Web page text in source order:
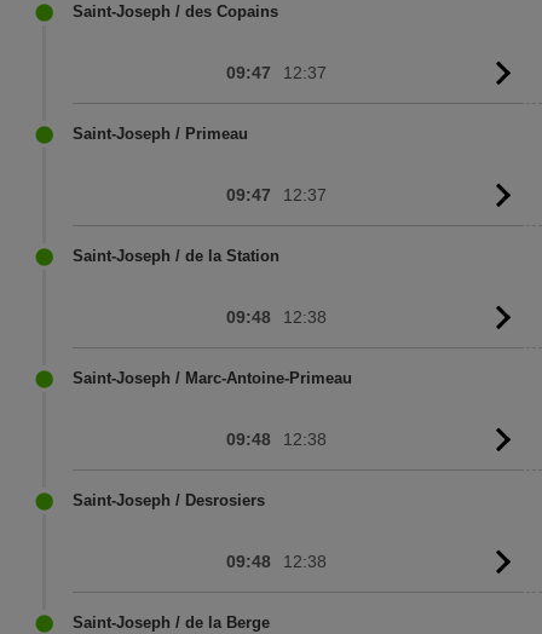
Saint-Joseph / des Copains
to
09:47 12:37
Saint-Joseph / Primeau
to
09:47 12:37
Saint-Joseph / de la Station
to
09:48 12:38
Saint-Joseph / Marc-Antoine-Primeau
to
09:48 12:38
Saint-Joseph / Desrosiers
to
09:48 12:38
Saint-Joseph / de la Berge